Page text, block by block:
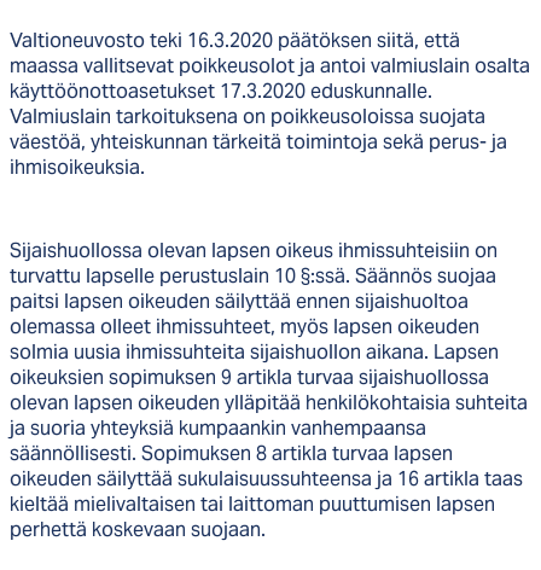
Valtioneuvosto teki 16.3.2020 päätöksen siitä, että
maassa vallitsevat poikkeusolot ja antoi valmiuslain osalta
käyttöönottoasetukset 17.3.2020 eduskunnalle.
Valmiuslain tarkoituksena on poikkeusoloissa suojata
väestöä, yhteiskunnan tärkeitä toimintoja sekä perus- ja
ihmisoikeuksia.
Sijaishuollossa olevan lapsen oikeus ihmissuhteisiin on
turvattu lapselle perustuslain 10 §:ssä. Säännös suojaa
paitsi lapsen oikeuden säilyttää ennen sijaishuoltoa
olemassa olleet ihmissuhteet, myös lapsen oikeuden
solmia uusia ihmissuhteita sijaishuollon aikana. Lapsen
oikeuksien sopimuksen 9 artikla turvaa sijaishuollossa
olevan lapsen oikeuden ylläpitää henkilökohtaisia suhteita
ja suoria yhteyksiä kumpaankin vanhempaansa
säännöllisesti. Sopimuksen 8 artikla turvaa lapsen
oikeuden säilyttää sukulaisuussuhteensa ja 16 artikla taas
kieltää mielivaltaisen tai laittoman puuttumisen lapsen
perhettä koskevaan suojaan.